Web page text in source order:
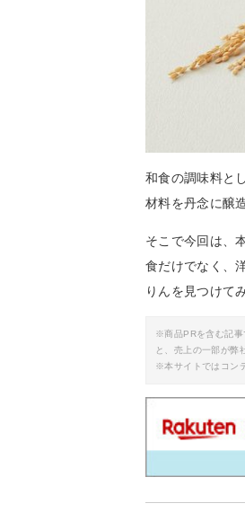
和食の調味料と
材料を丹念に醸
そこで今回は、
食だけでなく、
りんを見つけて
※商品PRを含む記事
と、売上の一部が弊
※本サイトではコン